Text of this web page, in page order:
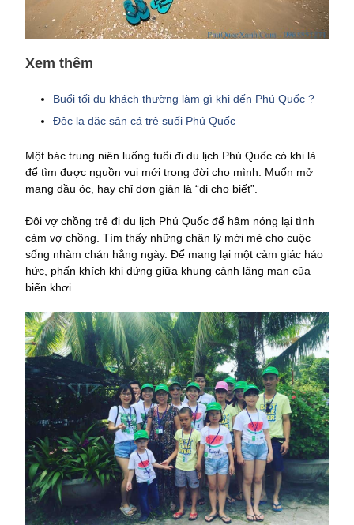
Xem thêm
Buổi tối du khách thường làm gì khi đến Phú Quốc ?
Độc lạ đặc sản cá trê suối Phú Quốc
Một bác trung niên luống tuổi đi du lịch Phú Quốc có khi là
để tìm được nguồn vui mới trong đời cho mình. Muốn mở
mang đầu óc, hay chỉ đơn giản là “đi cho biết”.
Đôi vợ chồng trẻ đi du lịch Phú Quốc để hâm nóng lại tình
cảm vợ chồng. Tìm thấy những chân lý mới mẻ cho cuộc
sống nhàm chán hằng ngày. Để mang lại một cảm giác háo
hức, phấn khích khi đứng giữa khung cảnh lãng mạn của
biển khơi.